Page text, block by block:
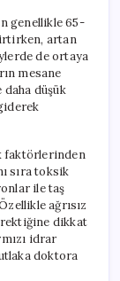
genellikle 65-
artan
de ortaya
mesane
düşük
faktörlerinden
sıra toksik
ile taş
ağrısız
dikkat
idrar
doktora